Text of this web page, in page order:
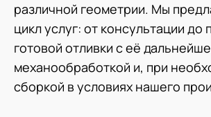
различной геометрии. Мы
цикл услуг: от консультации до
готовой отливки с её
механообработкой и, при
сборкой в условиях нашего